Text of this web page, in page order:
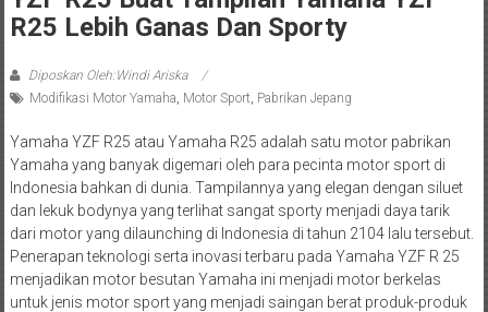
R25 Lebih Ganas Dan Sporty
Diposkan Oleh:Windi Ariska
Modifikasi Motor Yamaha Motor Sport Pabrikan Jepang
Yamaha YZF R25 atau Yamaha R25 adalah satu motor pabrikan
Yamaha yang banyak digemari oleh para pecinta motor sport di
Indonesia bahkan di dunia. Tampilannya yang elegan dengan siluet
dan lekuk bodynya yang terlihat sangat sporty menjadi daya tarik
dari motor yang dilaunching di Indonesia di tahun 2104 lalu tersebut.
Penerapan teknologi serta inovasi terbaru pada Yamaha YZF R 25
menjadikan motor besutan Yamaha ini menjadi motor berkelas
untuk jenis motor sport yang menjadi saingan berat produk-produk